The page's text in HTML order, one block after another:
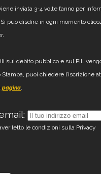
inviata 3-4 volte l’anno per
può disdire in ogni momento
sul debito pubblico e sul PIL
puoi chiedere l’iscrizione
pagina.
letto le condizioni sulla Privacy